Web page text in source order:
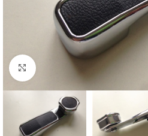
Cliquez pour agrandir